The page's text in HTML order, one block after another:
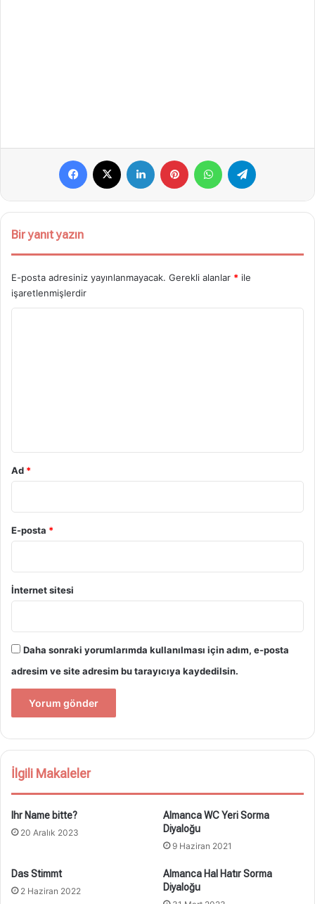
Facebook LinkedIn Pinterest WhatsApp
Bir yanıt yazın
E-posta adresiniz yayınlanmayacak. Gerekli alanlar * ile
işaretlenmişlerdir
Ad *
E-posta *
İnternet sitesi
Daha sonraki yorumlarımda kullanılması için adım, e-posta
adresim ve site adresim bu tarayıcıya kaydedilsin.
İlgili Makaleler
Ihr Name bitte?
20 Aralık 2023
Almanca WC Yeri Sorma
Diyaloğu
9 Haziran 2021
Das Stimmt
2 Haziran 2022
Almanca Hal Hatır Sorma
Diyaloğu